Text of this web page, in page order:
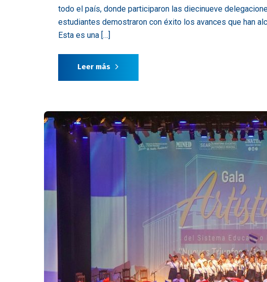
todo el país, donde participaron las diecinueve
estudiantes demostraron con éxito los avances que han
Esta es una […]
Leer más